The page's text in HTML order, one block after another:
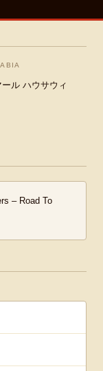
ール ハウサウィ
– Road To